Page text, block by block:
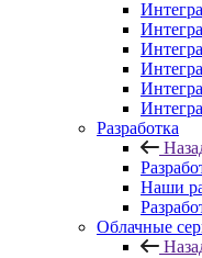
Разработка
Наши
Облачные